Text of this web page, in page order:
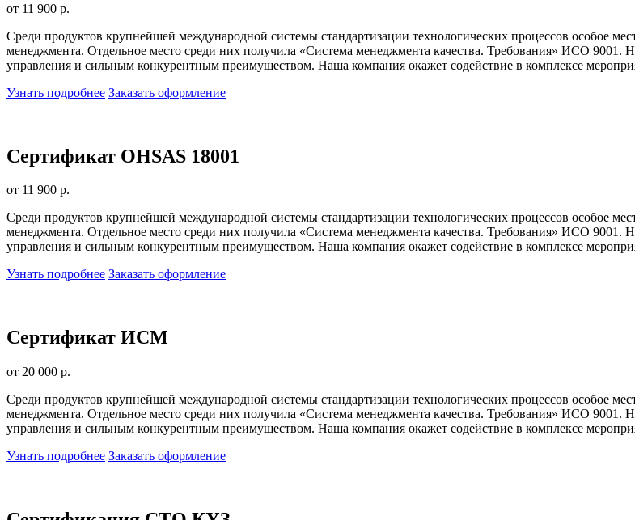
от 11 900 р.
Среди продуктов крупнейшей международной системы стандартизации технологических процессов особое
менеджмента. Отдельное место среди них получила «Система менеджмента качества. Требования» ИСО 9001.
управления и сильным конкурентным преимуществом. Наша компания окажет содействие в комплексе
Узнать подробнее Заказать оформление
Сертификат OHSAS 18001
от 11 900 р.
Среди продуктов крупнейшей международной системы стандартизации технологических процессов особое
менеджмента. Отдельное место среди них получила «Система менеджмента качества. Требования» ИСО 9001.
управления и сильным конкурентным преимуществом. Наша компания окажет содействие в комплексе
Узнать подробнее Заказать оформление
Сертификат ИСМ
от 20 000 р.
Среди продуктов крупнейшей международной системы стандартизации технологических процессов особое
менеджмента. Отдельное место среди них получила «Система менеджмента качества. Требования» ИСО 9001.
управления и сильным конкурентным преимуществом. Наша компания окажет содействие в комплексе
Узнать подробнее Заказать оформление